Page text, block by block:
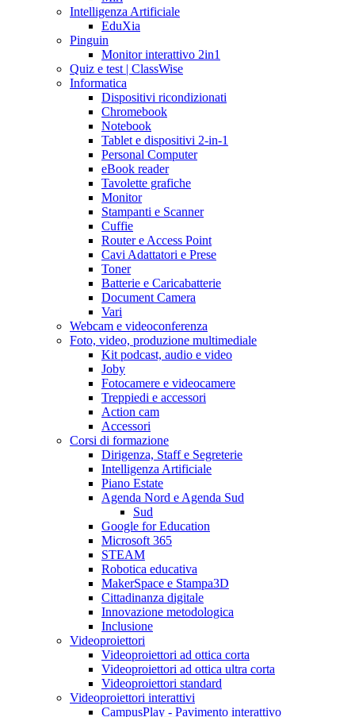
Intelligenza Artificiale
EduXia
Pinguin
Monitor interattivo 2in1
Quiz e test | ClassWise
Informatica
Dispositivi ricondizionati
Chromebook
Notebook
Tablet e dispositivi 2-in-1
Personal Computer
eBook reader
Tavolette grafiche
Monitor
Stampanti e Scanner
Cuffie
Router e Access Point
Cavi Adattatori e Prese
Toner
Batterie e Caricabatterie
Document Camera
Vari
Webcam e videoconferenza
Foto, video, produzione multimediale
Kit podcast, audio e video
Joby
Fotocamere e videocamere
Treppiedi e accessori
Action cam
Accessori
Corsi di formazione
Dirigenza, Staff e Segreterie
Intelligenza Artificiale
Piano Estate
Agenda Nord e Agenda Sud
Sud
Google for Education
Microsoft 365
STEAM
Robotica educativa
MakerSpace e Stampa3D
Cittadinanza digitale
Innovazione metodologica
Inclusione
Videoproiettori
Videoproiettori ad ottica corta
Videoproiettori ad ottica ultra corta
Videoproiettori standard
Videoproiettori interattivi
CampusPlay - Pavimento interattivo